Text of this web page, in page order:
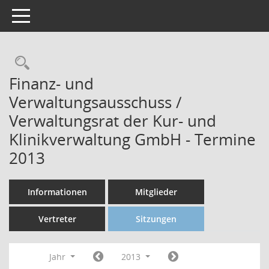
Toggle navigation
Finanz- und
Verwaltungsausschuss /
Verwaltungsrat der Kur- und
Klinikverwaltung GmbH - Termine
2013
Informationen Mitglieder
Vertreter Sitzungen
Jahr
2013